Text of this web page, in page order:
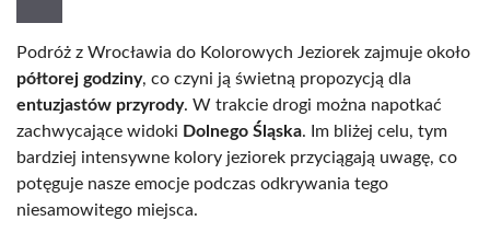
Podróż z Wrocławia do Kolorowych Jeziorek zajmuje około
półtorej godziny, co czyni ją świetną propozycją dla
entuzjastów przyrody. W trakcie drogi można napotkać
zachwycające widoki Dolnego Śląska. Im bliżej celu, tym
bardziej intensywne kolory jeziorek przyciągają uwagę, co
potęguje nasze emocje podczas odkrywania tego
niesamowitego miejsca.